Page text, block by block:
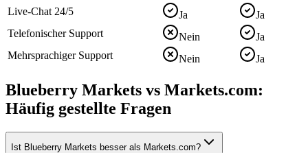
Live-Chat 24/5
Ja
Ja
Telefonischer Support
Nein
Ja
Mehrsprachiger Support
Nein Ja
Blueberry Markets vs Markets.com:
Häufig gestellte Fragen
Ist Blueberry Markets besser als Markets.com?